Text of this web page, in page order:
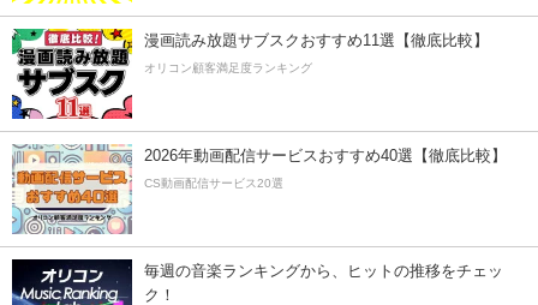
漫画読み放題サブスクおすすめ11選【徹底比較】
オリコン顧客満足度ランキング
2026年動画配信サービスおすすめ40選【徹底比較】
CS動画配信サービス20選
毎週の音楽ランキングから、ヒットの推移をチェッ
ク！